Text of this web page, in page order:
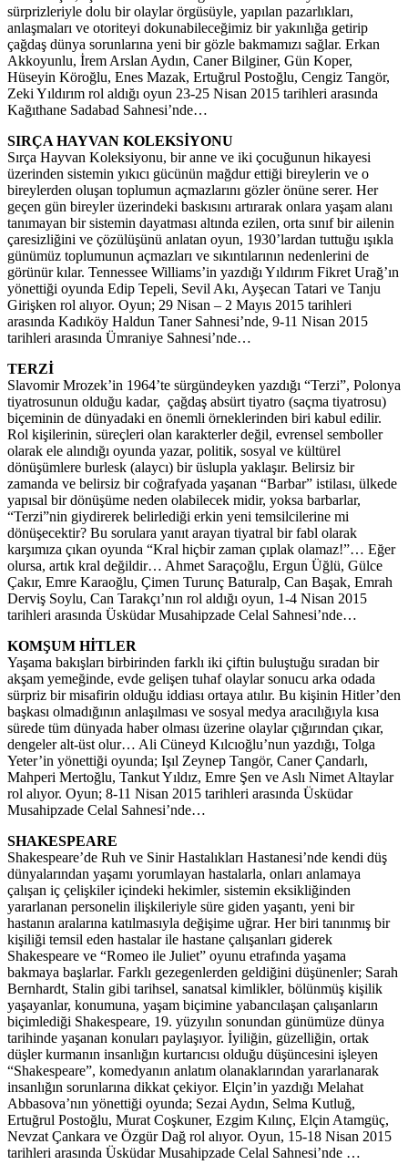
sürprizleriyle dolu bir olaylar örgüsüyle, yapılan pazarlıkları,
anlaşmaları ve otoriteyi dokunabileceğimiz bir yakınlığa getirip
çağdaş dünya sorunlarına yeni bir gözle bakmamızı sağlar. Erkan
Akkoyunlu, İrem Arslan Aydın, Caner Bilginer, Gün Koper,
Hüseyin Köroğlu, Enes Mazak, Ertuğrul Postoğlu, Cengiz Tangör,
Zeki Yıldırım rol aldığı oyun 23-25 Nisan 2015 tarihleri arasında
Kağıthane Sadabad Sahnesi’nde…
SIRÇA HAYVAN KOLEKSİYONU
Sırça Hayvan Koleksiyonu, bir anne ve iki çocuğunun hikayesi
üzerinden sistemin yıkıcı gücünün mağdur ettiği bireylerin ve o
bireylerden oluşan toplumun açmazlarını gözler önüne serer. Her
geçen gün bireyler üzerindeki baskısını artırarak onlara yaşam alanı
tanımayan bir sistemin dayatması altında ezilen, orta sınıf bir ailenin
çaresizliğini ve çözülüşünü anlatan oyun, 1930’lardan tuttuğu ışıkla
günümüz toplumunun açmazları ve sıkıntılarının nedenlerini de
görünür kılar. Tennessee Williams’in yazdığı Yıldırım Fikret Urağ’ın
yönettiği oyunda Edip Tepeli, Sevil Akı, Ayşecan Tatari ve Tanju
Girişken rol alıyor. Oyun; 29 Nisan – 2 Mayıs 2015 tarihleri
arasında Kadıköy Haldun Taner Sahnesi’nde, 9-11 Nisan 2015
tarihleri arasında Ümraniye Sahnesi’nde…
TERZİ
Slavomir Mrozek’in 1964’te sürgündeyken yazdığı “Terzi”, Polonya
tiyatrosunun olduğu kadar, çağdaş absürt tiyatro (saçma tiyatrosu)
biçeminin de dünyadaki en önemli örneklerinden biri kabul edilir.
Rol kişilerinin, süreçleri olan karakterler değil, evrensel semboller
olarak ele alındığı oyunda yazar, politik, sosyal ve kültürel
dönüşümlere burlesk (alaycı) bir üslupla yaklaşır. Belirsiz bir
zamanda ve belirsiz bir coğrafyada yaşanan “Barbar” istilası, ülkede
yapısal bir dönüşüme neden olabilecek midir, yoksa barbarlar,
“Terzi”nin giydirerek belirlediği erkin yeni temsilcilerine mi
dönüşecektir? Bu sorulara yanıt arayan tiyatral bir fabl olarak
karşımıza çıkan oyunda “Kral hiçbir zaman çıplak olamaz!”… Eğer
olursa, artık kral değildir… Ahmet Saraçoğlu, Ergun Üğlü, Gülce
Çakır, Emre Karaoğlu, Çimen Turunç Baturalp, Can Başak, Emrah
Derviş Soylu, Can Tarakçı’nın rol aldığı oyun, 1-4 Nisan 2015
tarihleri arasında Üsküdar Musahipzade Celal Sahnesi’nde…
KOMŞUM HİTLER
Yaşama bakışları birbirinden farklı iki çiftin buluştuğu sıradan bir
akşam yemeğinde, evde gelişen tuhaf olaylar sonucu arka odada
sürpriz bir misafirin olduğu iddiası ortaya atılır. Bu kişinin Hitler’den
başkası olmadığının anlaşılması ve sosyal medya aracılığıyla kısa
sürede tüm dünyada haber olması üzerine olaylar çığırından çıkar,
dengeler alt-üst olur… Ali Cüneyd Kılcıoğlu’nun yazdığı, Tolga
Yeter’in yönettiği oyunda; Işıl Zeynep Tangör, Caner Çandarlı,
Mahperi Mertoğlu, Tankut Yıldız, Emre Şen ve Aslı Nimet Altaylar
rol alıyor. Oyun; 8-11 Nisan 2015 tarihleri arasında Üsküdar
Musahipzade Celal Sahnesi’nde…
SHAKESPEARE
Shakespeare’de Ruh ve Sinir Hastalıkları Hastanesi’nde kendi düş
dünyalarından yaşamı yorumlayan hastalarla, onları anlamaya
çalışan iç çelişkiler içindeki hekimler, sistemin eksikliğinden
yararlanan personelin ilişkileriyle süre giden yaşantı, yeni bir
hastanın aralarına katılmasıyla değişime uğrar. Her biri tanınmış bir
kişiliği temsil eden hastalar ile hastane çalışanları giderek
Shakespeare ve “Romeo ile Juliet” oyunu etrafında yaşama
bakmaya başlarlar. Farklı gezegenlerden geldiğini düşünenler; Sarah
Bernhardt, Stalin gibi tarihsel, sanatsal kimlikler, bölünmüş kişilik
yaşayanlar, konumuna, yaşam biçimine yabancılaşan çalışanların
biçimlediği Shakespeare, 19. yüzyılın sonundan günümüze dünya
tarihinde yaşanan konuları paylaşıyor. İyiliğin, güzelliğin, ortak
düşler kurmanın insanlığın kurtarıcısı olduğu düşüncesini işleyen
“Shakespeare”, komedyanın anlatım olanaklarından yararlanarak
insanlığın sorunlarına dikkat çekiyor. Elçin’in yazdığı Melahat
Abbasova’nın yönettiği oyunda; Sezai Aydın, Selma Kutluğ,
Ertuğrul Postoğlu, Murat Coşkuner, Ezgim Kılınç, Elçin Atamgüç,
Nevzat Çankara ve Özgür Dağ rol alıyor. Oyun, 15-18 Nisan 2015
tarihleri arasında Üsküdar Musahipzade Celal Sahnesi’nde …